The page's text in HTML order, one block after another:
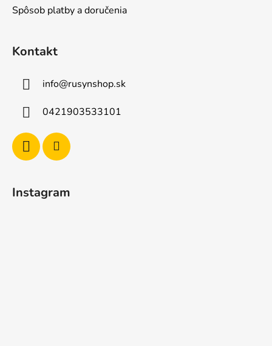
Spôsob platby a doručenia
Kontakt
info@rusynshop.sk
0421903533101
Instagram